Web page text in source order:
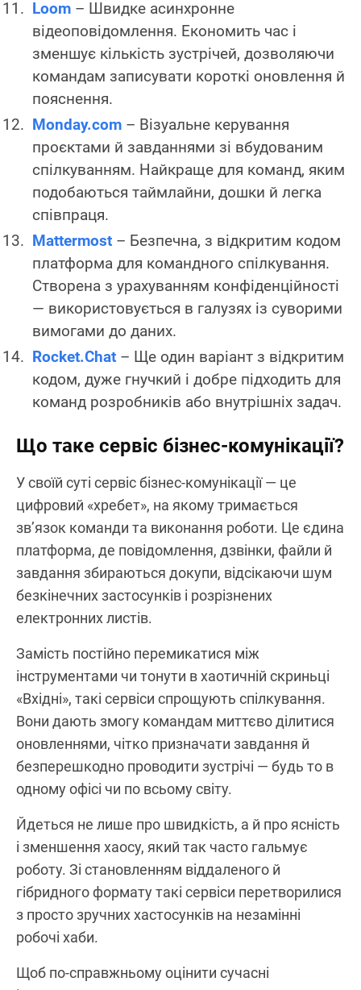
Loom – Швидке асинхронне
відеоповідомлення. Економить час і
зменшує кількість зустрічей, дозволяючи
командам записувати короткі оновлення й
пояснення.
Monday.com – Візуальне керування
проєктами й завданнями зі вбудованим
спілкуванням. Найкраще для команд, яким
подобаються таймлайни, дошки й легка
співпраця.
Mattermost – Безпечна, з відкритим кодом
платформа для командного спілкування.
Створена з урахуванням конфіденційності
— використовується в галузях із суворими
вимогами до даних.
Rocket.Chat – Ще один варіант з відкритим
кодом, дуже гнучкий і добре підходить для
команд розробників або внутрішніх задач.
Що таке сервіс бізнес‑комунікації?
У своїй суті сервіс бізнес‑комунікації — це
цифровий «хребет», на якому тримається
зв’язок команди та виконання роботи. Це єдина
платформа, де повідомлення, дзвінки, файли й
завдання збираються докупи, відсікаючи шум
безкінечних застосунків і розрізнених
електронних листів.
Замість постійно перемикатися між
інструментами чи тонути в хаотичній скриньці
«Вхідні», такі сервіси спрощують спілкування.
Вони дають змогу командам миттєво ділитися
оновленнями, чітко призначати завдання й
безперешкодно проводити зустрічі — будь то в
одному офісі чи по всьому світу.
Йдеться не лише про швидкість, а й про ясність
і зменшення хаосу, який так часто гальмує
роботу. Зі становленням віддаленого й
гібридного формату такі сервіси перетворилися
з просто зручних хастосунків на незамінні
робочі хаби.
Щоб по‑справжньому оцінити сучасні